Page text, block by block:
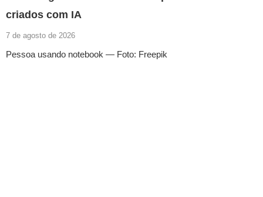
criados com IA
7 de agosto de 2026
Pessoa usando notebook — Foto: Freepik